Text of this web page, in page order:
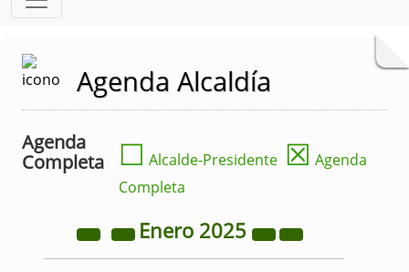
Agenda Alcaldía
Agenda
Completa
☐ Alcalde-Presidente ☒ Agenda
Completa
Enero 2025